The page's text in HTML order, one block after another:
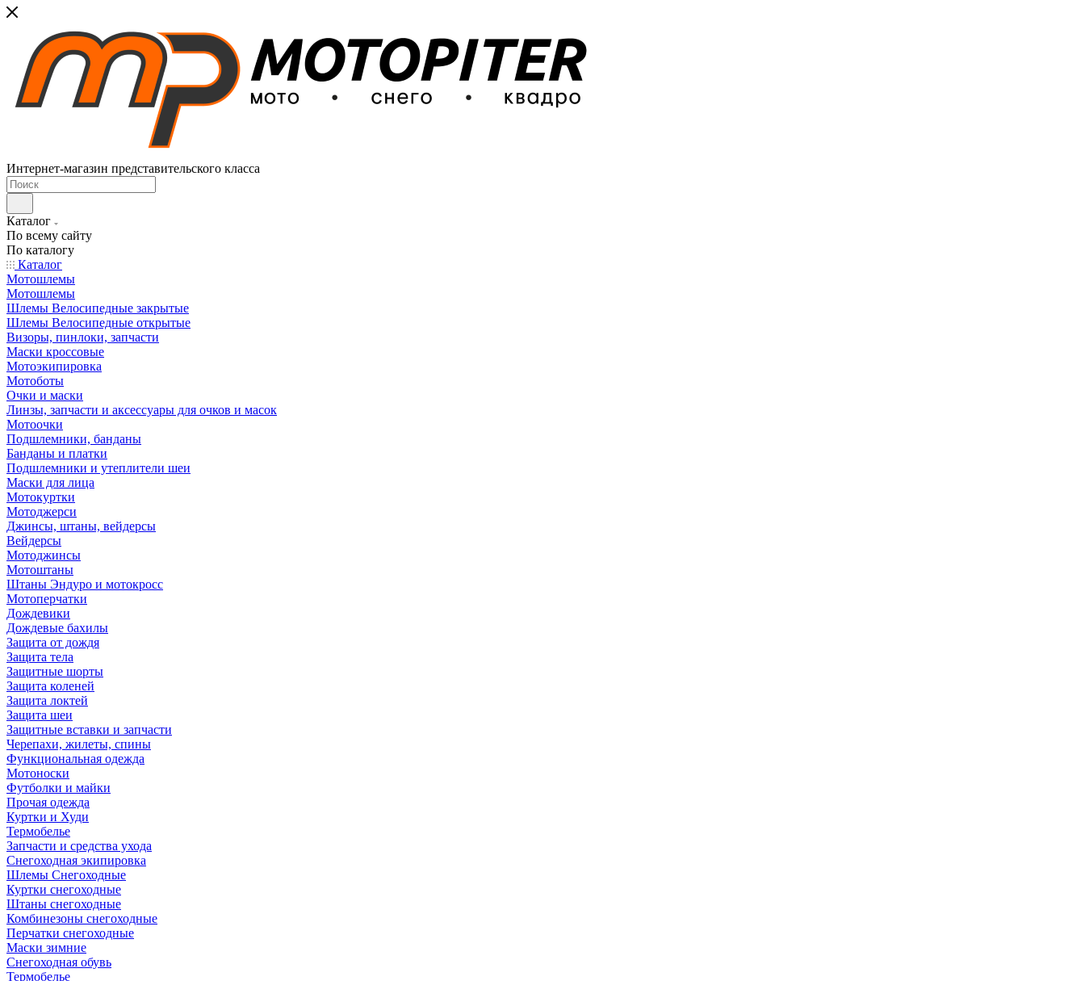
Интернет-магазин представительского класса
Каталог
По всему сайту
По каталогу
Каталог
Мотошлемы
Мотошлемы
Шлемы Велосипедные закрытые
Шлемы Велосипедные открытые
Визоры, пинлоки, запчасти
Маски кроссовые
Мотоэкипировка
Мотоботы
Очки и маски
Линзы, запчасти и аксессуары для очков и масок
Мотоочки
Подшлемники, банданы
Банданы и платки
Подшлемники и утеплители шеи
Маски для лица
Мотокуртки
Мотоджерси
Джинсы, штаны, вейдерсы
Вейдерсы
Мотоджинсы
Мотоштаны
Штаны Эндуро и мотокросс
Мотоперчатки
Дождевики
Дождевые бахилы
Защита от дождя
Защита тела
Защитные шорты
Защита коленей
Защита локтей
Защита шеи
Защитные вставки и запчасти
Черепахи, жилеты, спины
Функциональная одежда
Мотоноски
Футболки и майки
Прочая одежда
Куртки и Худи
Термобелье
Запчасти и средства ухода
Снегоходная экипировка
Шлемы Снегоходные
Куртки снегоходные
Штаны снегоходные
Комбинезоны снегоходные
Перчатки снегоходные
Маски зимние
Снегоходная обувь
Термобелье